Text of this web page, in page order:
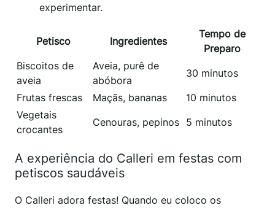
experimentar.
Petisco Ingredientes
Tempo de
Preparo
Biscoitos de
aveia
Aveia, purê de
abóbora
30 minutos
Frutas frescas
Maçãs, bananas
10 minutos
Vegetais
crocantes
Cenouras, pepinos 5 minutos
A experiência do Calleri em festas com
petiscos saudáveis
O Calleri adora festas! Quando eu coloco os